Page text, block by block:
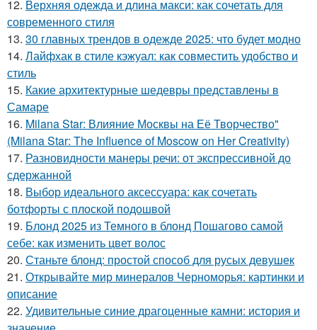
12. Верхняя одежда и длина макси: как сочетать для
современного стиля
13. 30 главных трендов в одежде 2025: что будет модно
14. Лайфхак в стиле кэжуал: как совместить удобство и
стиль
15. Какие архитектурные шедевры представлены в
Самаре
16. Milana Star: Влияние Москвы на Её Творчество"
(Milana Star: The Influence of Moscow on Her Creativity)
17. Разновидности манеры речи: от экспрессивной до
сдержанной
18. Выбор идеального аксессуара: как сочетать
ботфорты с плоской подошвой
19. Блонд 2025 из Темного в блонд Пошагово самой
себе: как изменить цвет волос
20. Станьте блонд: простой способ для русых девушек
21. Открывайте мир минералов Черноморья: картинки и
описание
22. Удивительные синие драгоценные камни: история и